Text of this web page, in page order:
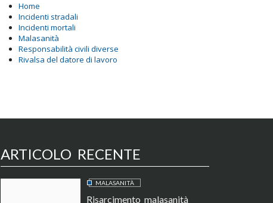
Home
Incidenti stradali
Incidenti mortali
Malasanità
Responsabilità civili diverse
Rivalsa del datore di lavoro
ARTICOLO RECENTE
MALASANITÀ
Risarcimento malasanità